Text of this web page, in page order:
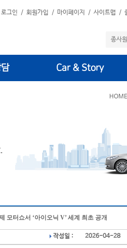
로그인 / 회원가입 / 마이페이지 / 사이트맵 /
Car & Story
HOME
모터쇼서 ‘아이오닉 V’ 세계 최초 공개
작성일 : 2026-04-28